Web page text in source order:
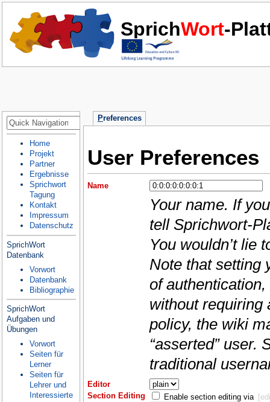
SprichWort-
Preferences
User Preferences
Name
Your name. If
tell Sprichwort-
You wouldn’t lie
Note that setting
of
without requiring
policy, the wiki
“asserted” user.
traditional
Editor
Section Editing
Enable section editing via
Home
Projekt
Partner
Ergebnisse
Sprichwort
Tagung
Kontakt
Impressum
Datenschutz
SprichWort
Datenbank
Vorwort
Datenbank
Bibliographie
SprichWort
Aufgaben und
Übungen
Vorwort
Seiten für
Lerner
Seiten für
Lehrer und
Interessierte